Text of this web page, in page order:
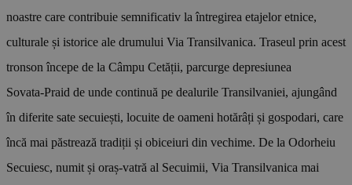
noastre care contribuie semnificativ la întregirea etajelor etnice,
culturale și istorice ale drumului Via Transilvanica. Traseul prin acest
tronson începe de la Câmpu Cetății, parcurge depresiunea
Sovata‑Praid de unde continuă pe dealurile Transilvaniei, ajungând
în diferite sate secuiești, locuite de oameni hotărâți și gospodari, care
încă mai păstrează tradiții și obiceiuri din vechime. De la Odorheiu
Secuiesc, numit și oraș‑vatră al Secuimii, Via Transilvanica mai